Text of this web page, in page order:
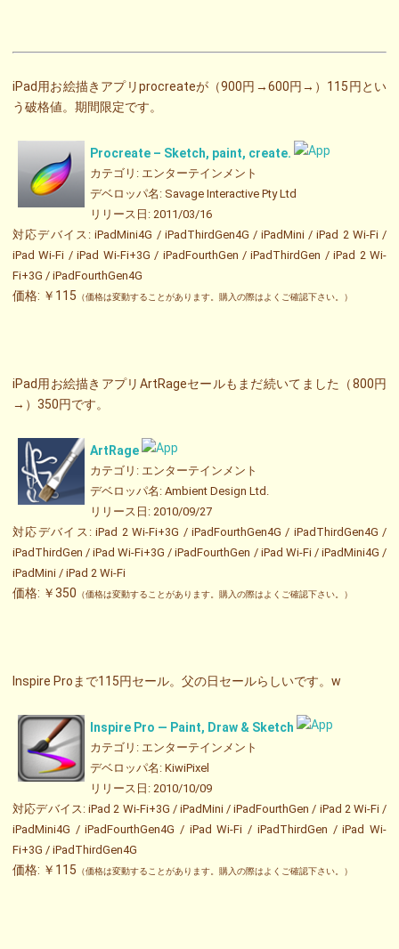
iPad用お絵描きアプリprocreateが（900円→600円→）115円とい
う破格値。期間限定です。
Procreate – Sketch, paint, create.
カテゴリ: エンターテインメント
デベロッパ名: Savage Interactive Pty Ltd
リリース日: 2011/03/16
対応デバイス: iPadMini4G / iPadThirdGen4G / iPadMini / iPad 2 Wi-Fi /
iPad Wi-Fi / iPad Wi-Fi+3G / iPadFourthGen / iPadThirdGen / iPad 2 Wi-
Fi+3G / iPadFourthGen4G
価格: ￥115 （価格は変動することがあります。購入の際はよくご確認下さい。）
iPad用お絵描きアプリArtRageセールもまだ続いてました（800円
→）350円です。
ArtRage
カテゴリ: エンターテインメント
デベロッパ名: Ambient Design Ltd.
リリース日: 2010/09/27
対応デバイス: iPad 2 Wi-Fi+3G / iPadFourthGen4G / iPadThirdGen4G /
iPadThirdGen / iPad Wi-Fi+3G / iPadFourthGen / iPad Wi-Fi / iPadMini4G /
iPadMini / iPad 2 Wi-Fi
価格: ￥350 （価格は変動することがあります。購入の際はよくご確認下さい。）
Inspire Proまで115円セール。父の日セールらしいです。w
Inspire Pro — Paint, Draw & Sketch
カテゴリ: エンターテインメント
デベロッパ名: KiwiPixel
リリース日: 2010/10/09
対応デバイス: iPad 2 Wi-Fi+3G / iPadMini / iPadFourthGen / iPad 2 Wi-Fi /
iPadMini4G / iPadFourthGen4G / iPad Wi-Fi / iPadThirdGen / iPad Wi-
Fi+3G / iPadThirdGen4G
価格: ￥115 （価格は変動することがあります。購入の際はよくご確認下さい。）